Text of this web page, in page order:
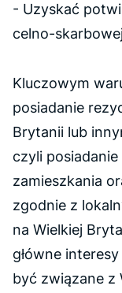
- Uzyskać
celno-
Kluczowym
posiadanie
Brytanii lub
czyli posiadanie
zamieszkania
zgodnie z
na Wielkiej
główne
być związane z